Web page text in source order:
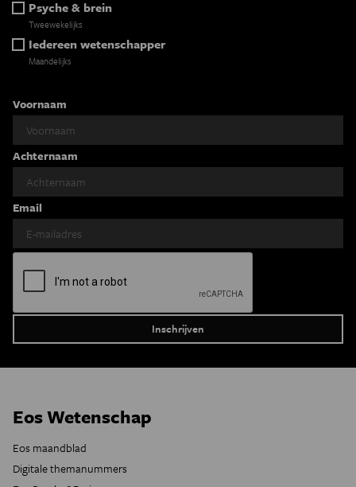
Psyche & brein
Tweewekelijks
Iedereen wetenschapper
Maandelijks
Voornaam
Achternaam
Email
Eos Wetenschap
Eos maandblad
Digitale themanummers